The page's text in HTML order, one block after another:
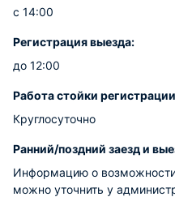
с 14:00
Регистрация выезда:
до 12:00
Работа стойки
Круглосуточно
Ранний/поздний заезд и
Информацию о
можно уточнить у